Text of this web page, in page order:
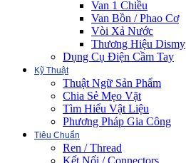
Van 1 Chiều
Van Bồn / Phao Cơ
Vòi Xả Nước
Thương Hiệu Dismy
Dụng Cụ Điện Cầm Tay
Kỹ Thuật
Thuật Ngữ Sản Phẩm
Chia Sẻ Mẹo Vặt
Tìm Hiểu Vật Liệu
Phương Pháp Gia Công
Tiêu Chuẩn
Ren / Thread
Kết Nối / Connectors